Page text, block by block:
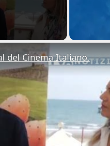
del Cinema Italiano.